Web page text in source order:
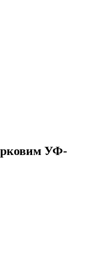
УФ-